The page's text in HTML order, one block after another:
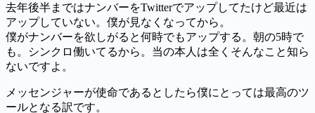
去年後半まではナンバーをTwitterでアップしてたけど最近は
アップしていない。僕が見なくなってから。
僕がナンバーを欲しがると何時でもアップする。朝の5時で
も。シンクロ働いてるから。当の本人は全くそんなこと知ら
ないですよ。
メッセンジャーが使命であるとしたら僕にとっては最高のツ
ールとなる訳です。